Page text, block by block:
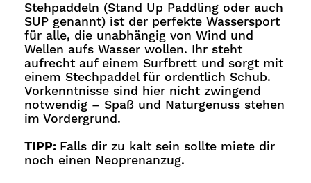
Stehpaddeln (Stand Up Paddling oder auch
SUP genannt) ist der perfekte Wassersport
für alle, die unabhängig von Wind und
Wellen aufs Wasser wollen. Ihr steht
aufrecht auf einem Surfbrett und sorgt mit
einem Stechpaddel für ordentlich Schub.
Vorkenntnisse sind hier nicht zwingend
notwendig – Spaß und Naturgenuss stehen
im Vordergrund.
TIPP: Falls dir zu kalt sein sollte miete dir
noch einen Neoprenanzug.